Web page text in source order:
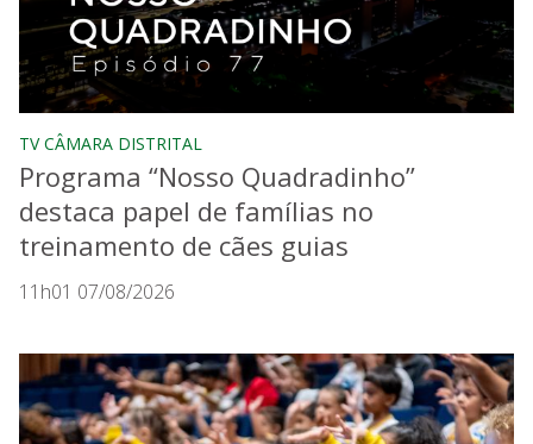
TV CÂMARA DISTRITAL
Programa “Nosso Quadradinho”
destaca papel de famílias no
treinamento de cães guias
11h01 07/08/2026